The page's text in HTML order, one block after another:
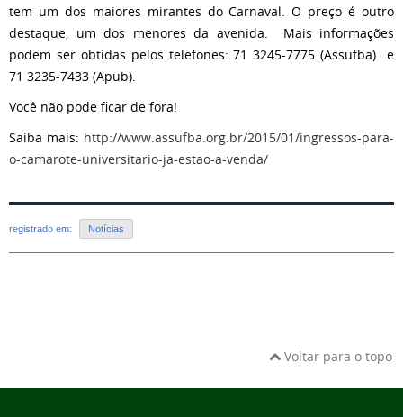
tem um dos maiores mirantes do Carnaval. O preço é outro
destaque, um dos menores da avenida. Mais informações
podem ser obtidas pelos telefones: 71 3245-7775 (Assufba) e
71 3235-7433 (Apub).
Você não pode ficar de fora!
Saiba mais: http://www.assufba.org.br/2015/01/ingressos-para-
o-camarote-universitario-ja-estao-a-venda/
registrado em: Notícias
Voltar para o topo